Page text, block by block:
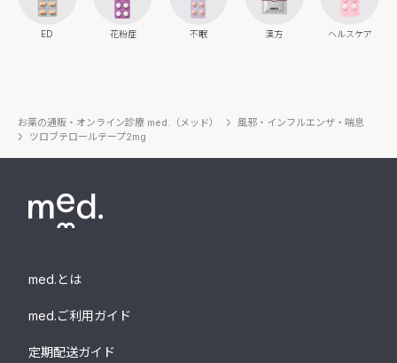
ED 花粉症 不眠 漢方 ヘルスケア
お薬の通販・オンライン診療 med.（メッド）
風邪・インフルエンザ・喘息
ツロブテロールテープ2mg
med.とは
med.ご利用ガイド
定期配送ガイド